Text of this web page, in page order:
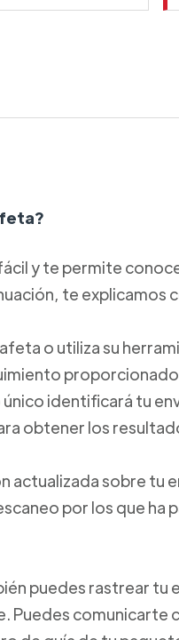
y te permite
te explicamos
o utiliza su
identificará tu
obtener los
actualizada sobre tu
por los que ha
puedes rastrear tu
Puedes comunicarte